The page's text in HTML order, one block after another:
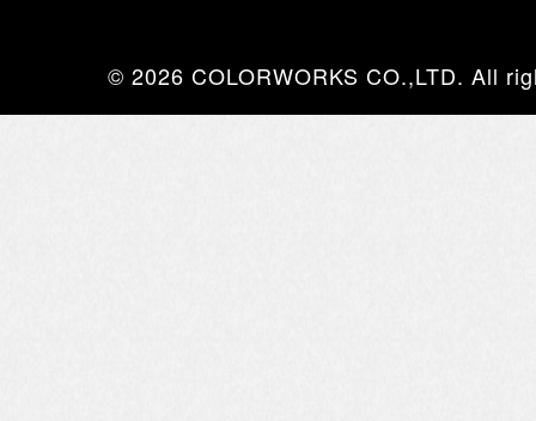
© 2026 COLORWORKS CO.,LTD. All